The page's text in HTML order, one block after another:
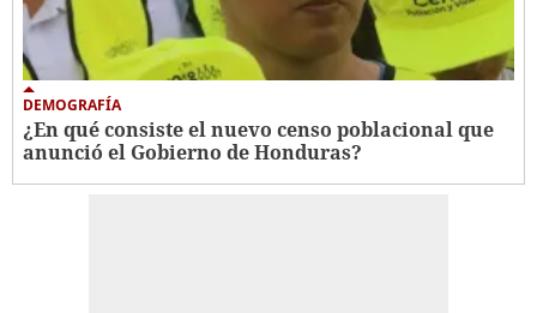
DEMOGRAFÍA
¿En qué consiste el nuevo censo poblacional que
anunció el Gobierno de Honduras?